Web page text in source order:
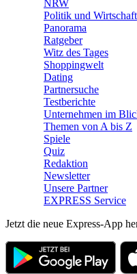
NRW
Politik und Wirtschaft
Panorama
Ratgeber
Witz des Tages
Shoppingwelt
Dating
Partnersuche
Testberichte
Unternehmen im
Themen von A bis Z
Spiele
Quiz
Redaktion
Newsletter
Unsere Partner
EXPRESS Service
Jetzt die neue Express-App